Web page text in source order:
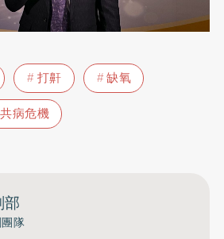
打鼾
缺氧
共病危機
隊